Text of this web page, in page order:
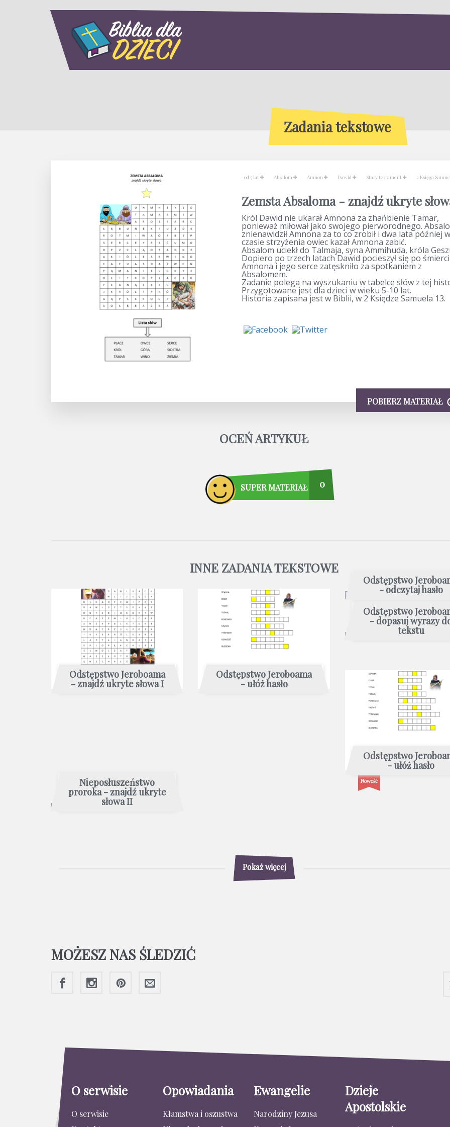
Zadania tekstowe
od 5 lat Absalom Amnon Dawid Stary testament 2 Księga
Zemsta Absaloma - znajdź ukryte
Król Dawid nie ukarał Amnona za zhańbienie Tamar,
ponieważ miłował jako swojego pierworodnego.
znienawidził Amnona za to co zrobił i dwa lata później w
czasie strzyżenia owiec kazał Amnona zabić.
Absalom uciekł do Talmaja, syna Ammihuda, króla
Dopiero po trzech latach Dawid pocieszył się po śmierci
Amnona i jego serce zatęskniło za spotkaniem z
Absalomem.
Zadanie polega na wyszukaniu w tabelce słów z tej
Przygotowane jest dla dzieci w wieku 5-10 lat.
Historia zapisana jest w Biblii, w 2 Księdze Samuela 13.
POBIERZ MATERIAŁ
OCEŃ ARTYKUŁ
SUPER MATERIAŁ 0
INNE ZADANIA TEKSTOWE
Odstępstwo Jeroboama
- znajdź ukryte słowa I
Odstępstwo Jeroboama
- ułóż hasło
Odstępstwo
- odczytaj hasło
Odstępstwo
- dopasuj wyrazy
tekstu
Odstępstwo
- ułóż hasło
Nowość
Nieposłuszeństwo
proroka - znajdź ukryte
słowa II
Pokaż więcej
MOŻESZ NAS ŚLEDZIĆ
O serwisie
O serwisie
Opowiadania
Kłamstwa i oszustwa
Ewangelie
Narodziny Jezusa
Dzieje
Apostolskie